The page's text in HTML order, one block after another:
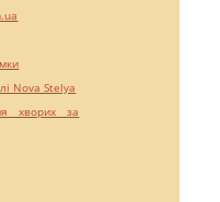
Nova Stelya
хворих за